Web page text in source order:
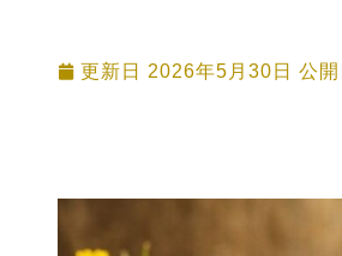
更新日 2026年5月30日 公開